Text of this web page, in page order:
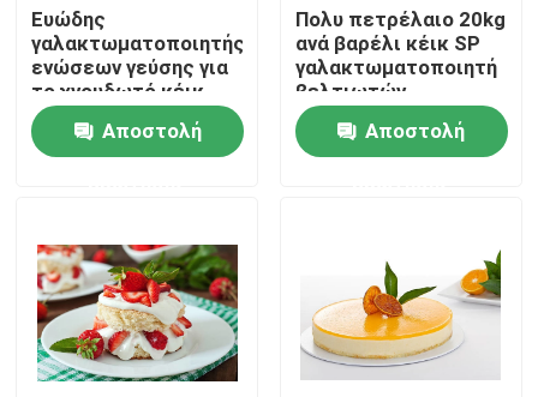
Σπίτι
Προϊόντα
VR παρουσιάστε
Σχετικά με εμάς
Ευώδης
γαλακτωματοποιητής
ενώσεων γεύσης για
το χνουδωτό κέικ
σφουγγαριών 25kg
ανά βαρέλιΑποστολή
Πολυ πετρέλαιο 20kg
ανά βαρέλι κέικ SP
γαλακτωματοποιητή
βελτιωτών
αρτοποιείων
πηκτωμάτων κέικ
λειτουργίας
Αποστολή